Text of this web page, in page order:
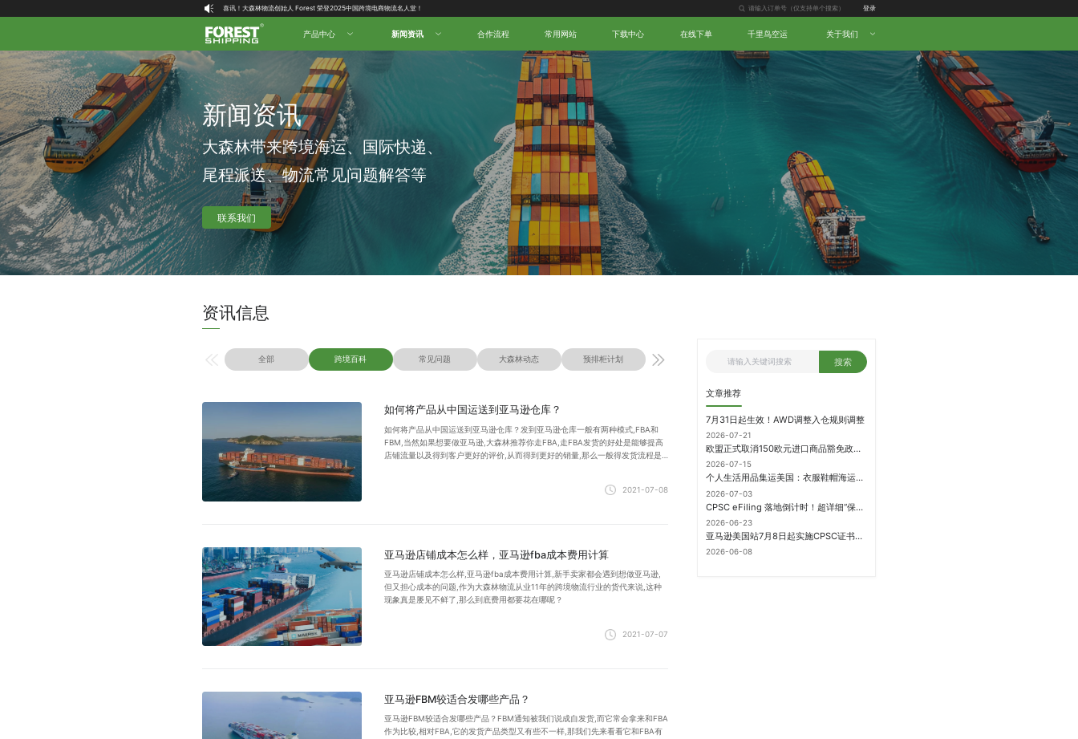
大森林全球物流国内（自营仓）收货地址
大森林16周年庆福利就位，超多好礼等你拿！
登录
产品中心 新闻资讯 合作流程 常用网站 下载中心 在线下单 千里鸟空运 关于我们
新闻资讯
大森林带来跨境海运、国际快递、
尾程派送、物流常见问题解答等
联系我们
资讯信息
全部 跨境百科 常见问题 大森林动态 预排柜计划
如何将产品从中国运送到亚马逊仓库？
如何将产品从中国运送到亚马逊仓库？发到亚马逊仓库一般有两种模式,FBA和
FBM,当然如果想要做亚马逊,大森林推荐你走FBA,走FBA发货的好处是能够提高
店铺流量以及得到客户更好的评价,从而得到更好的销量,那么一般得发货流程是
2021-07-08
亚马逊店铺成本怎么样，亚马逊fba成本费用计算
亚马逊店铺成本怎么样,亚马逊fba成本费用计算,新手卖家都会遇到想做亚马逊,
但又担心成本的问题,作为大森林物流从业11年的跨境物流行业的货代来说,这种
现象真是屡见不鲜了,那么到底费用都要花在哪呢？
2021-07-07
亚马逊FBM较适合发哪些产品？
亚马逊FBM较适合发哪些产品？FBM通知被我们说成自发货,而它常会拿来和FBA
作为比较,相对FBA,它的发货产品类型又有些不一样,那我们先来看看它和FBA有
搜索
文章推荐
7月31日起生效！AWD调整入仓规则调整
2026-07-21
欧盟正式取消150欧元进口商品豁免政策，每件加征3欧元进口关税
2026-07-15
个人生活用品集运美国：衣服鞋帽海运计费方式
2026-07-03
CPSC eFiling 落地倒计时！超详细“保姆级”实操指南来了！
2026-06-23
亚马逊美国站7月8日起实施CPSC证书电子申报要求，FBA受管制商品需提前申报
2026-06-08